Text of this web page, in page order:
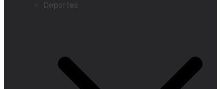
Deportes